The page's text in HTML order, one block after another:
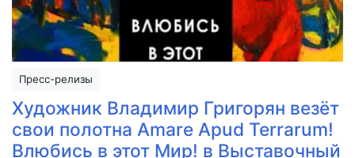
Пресс-релизы
Художник Владимир Григорян везёт
свои полотна Amare Apud Terrarum!
Влюбись в этот Мир! в Выставочный